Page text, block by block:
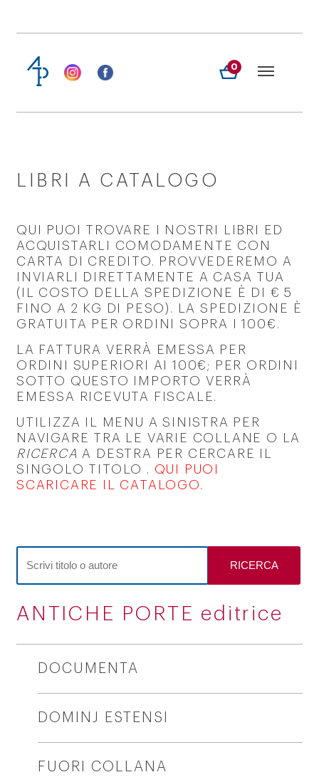
0
LIBRI A CATALOGO
QUI PUOI TROVARE I NOSTRI LIBRI ED
ACQUISTARLI COMODAMENTE CON
CARTA DI CREDITO. PROVVEDEREMO A
INVIARLI DIRETTAMENTE A CASA TUA
(IL COSTO DELLA SPEDIZIONE È DI € 5
FINO A 2 KG DI PESO). LA SPEDIZIONE È
GRATUITA PER ORDINI SOPRA I 100€.
LA FATTURA VERRÀ EMESSA PER
ORDINI SUPERIORI AI 100€; PER ORDINI
SOTTO QUESTO IMPORTO VERRÀ
EMESSA RICEVUTA FISCALE.
UTILIZZA IL MENU A SINISTRA PER
NAVIGARE TRA LE VARIE COLLANE O LA
RICERCA A DESTRA PER CERCARE IL
SINGOLO TITOLO . QUI PUOI
SCARICARE IL CATALOGO.
RICERCA
ANTICHE PORTE editrice
DOCUMENTA
DOMINJ ESTENSI
FUORI COLLANA